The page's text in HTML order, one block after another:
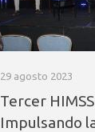
29 agosto 2023
Tercer
Impulsando